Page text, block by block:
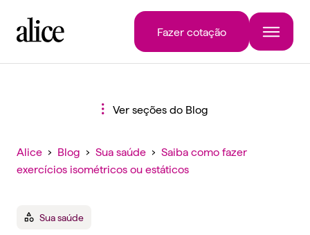
Fazer cotação
Ver seções do Blog
Alice › Blog › Sua saúde › Saiba como fazer
exercícios isométricos ou estáticos
Sua saúde